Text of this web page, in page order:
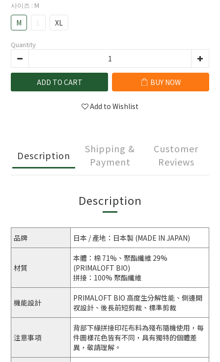
사이즈 : M
M L XL
Quantity
ADD TO CART BUY NOW
Add to Wishlist
Description
Shipping &
Payment
Customer
Reviews
Description
品牌 日本 / 產地：日本製 (MADE IN JAPAN)
材質
本體：棉 71%、聚酯纖維 29%
(PRIMALOFT BIO)
拼接：100% 聚酯纖維
機能設計
PRIMALOFT BIO 高度生分解性能、側邊開
衩設計、後長前短剪裁、標準剪裁
注意事項
背部下緣拼接印花布料為殘布隨機使用，每
件圖樣花色皆有不同，具有獨特的個體差
異，敬請理解。